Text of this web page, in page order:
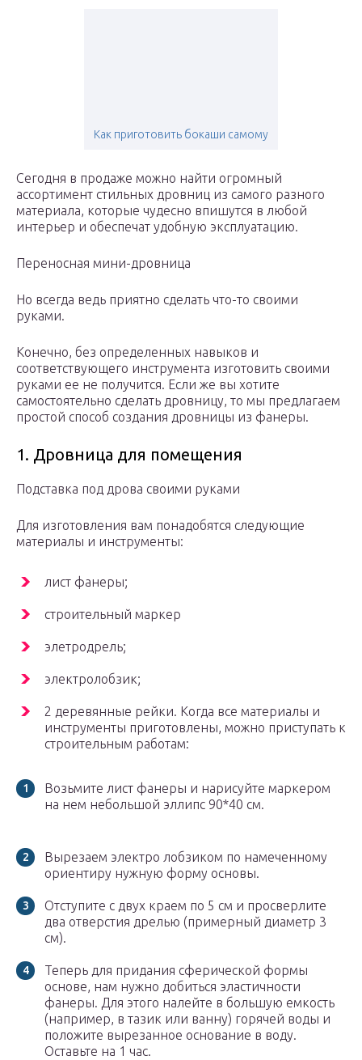
Как приготовить бокаши самому
Сегодня в продаже можно найти огромный
ассортимент стильных дровниц из самого разного
материала, которые чудесно впишутся в любой
интерьер и обеспечат удобную эксплуатацию.
Переносная мини-дровница
Но всегда ведь приятно сделать что-то своими
руками.
Конечно, без определенных навыков и
соответствующего инструмента изготовить своими
руками ее не получится. Если же вы хотите
самостоятельно сделать дровницу, то мы предлагаем
простой способ создания дровницы из фанеры.
1. Дровница для помещения
Подставка под дрова своими руками
Для изготовления вам понадобятся следующие
материалы и инструменты:
лист фанеры;
строительный маркер
элетродрель;
электролобзик;
2 деревянные рейки. Когда все материалы и
инструменты приготовлены, можно приступать к
строительным работам:
Возьмите лист фанеры и нарисуйте маркером
на нем небольшой эллипс 90*40 см.
Вырезаем электро лобзиком по намеченному
ориентиру нужную форму основы.
Отступите с двух краем по 5 см и просверлите
два отверстия дрелью (примерный диаметр 3
см).
Теперь для придания сферической формы
основе, нам нужно добиться эластичности
фанеры. Для этого налейте в большую емкость
(например, в тазик или ванну) горячей воды и
положите вырезанное основание в воду.
Оставьте на 1 час.